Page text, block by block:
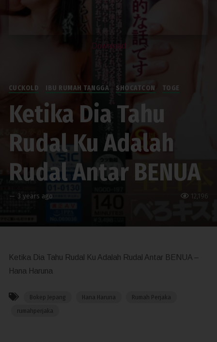
Download
12,196
CUCKOLD IBU RUMAH TANGGA SHOCATCON TOGE
Ketika Dia Tahu
Rudal Ku Adalah
Rudal Antar BENUA
— 3 years ago
Ketika Dia Tahu Rudal Ku Adalah Rudal Antar BENUA –
Hana Haruna
Bokep Jepang Hana Haruna
Rumah Perjaka
rumahperjaka